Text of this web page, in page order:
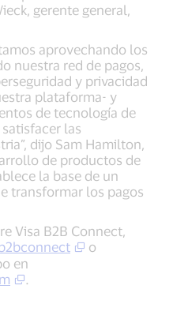
gerente general,
aprovechando los
nuestra red de pagos,
y privacidad
plataforma- y
de tecnología de
las
dijo Sam Hamilton,
de productos de
la base de un
transformar los pagos
Visa B2B Connect,
o
en
.